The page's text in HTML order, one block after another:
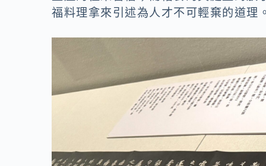
福料理拿來引述為人才不可輕棄的道理